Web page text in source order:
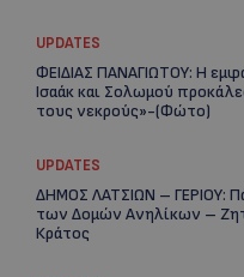
UPDATES
ΦΕΙΔΙΑΣ ΠΑΝΑΓΙΩΤΟΥ: Η
Ισαάκ και Σολωμού
τους νεκρούς»-(Φώτο)
UPDATES
ΔΗΜΟΣ ΛΑΤΣΙΩΝ – ΓΕΡΙΟΥ:
των Δομών Ανηλίκων –
Κράτος